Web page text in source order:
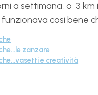
a settimana, o 3
così bene
zanzare
e creatività